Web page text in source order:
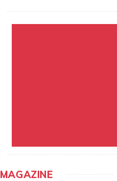
MAGAZINE